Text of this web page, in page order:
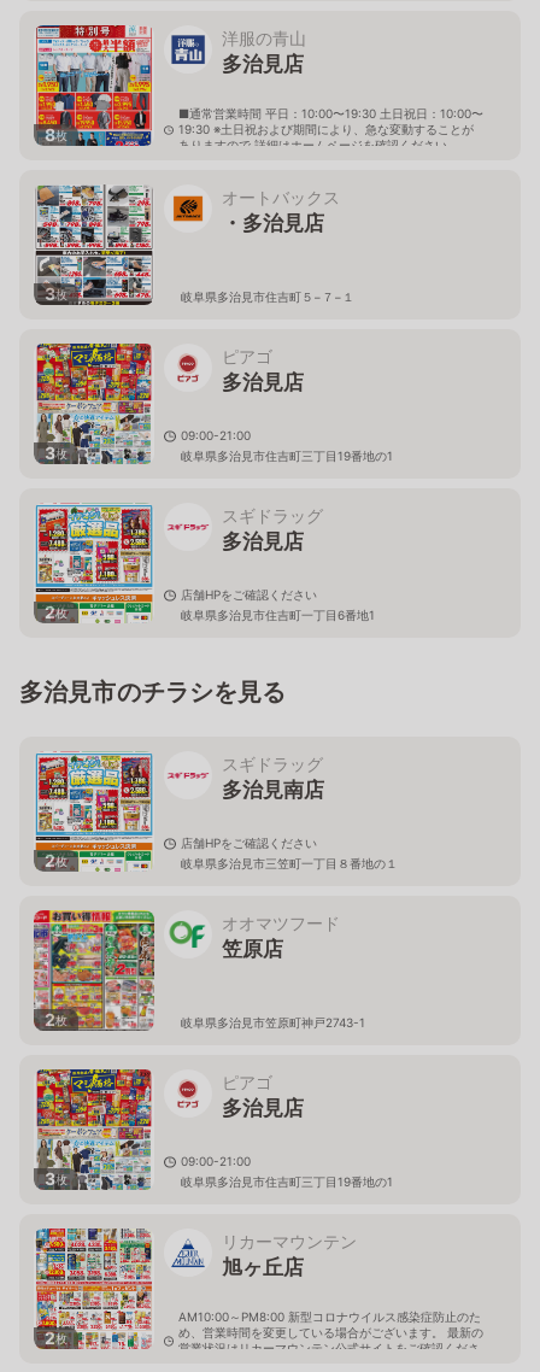
8枚
洋服の青山
多治見店
■通常営業時間 平日：10:00〜19:30 土日祝日：10:00〜
19:30 ※土日祝および期間により、急な変動することが
ありますので 詳細はホームページを確認ください
3枚
オートバックス
・多治見店
岐阜県多治見市住吉町５−７−１
3枚
ピアゴ
多治見店
09:00-21:00
岐阜県多治見市住吉町三丁目19番地の1
2枚
スギドラッグ
多治見店
店舗HPをご確認ください
岐阜県多治見市住吉町一丁目6番地1
多治見市のチラシを見る
2枚
スギドラッグ
多治見南店
店舗HPをご確認ください
岐阜県多治見市三笠町一丁目８番地の１
2枚
オオマツフード
笠原店
岐阜県多治見市笠原町神戸2743-1
3枚
ピアゴ
多治見店
09:00-21:00
岐阜県多治見市住吉町三丁目19番地の1
2枚
リカーマウンテン
旭ヶ丘店
AM10:00～PM8:00 新型コロナウイルス感染症防止のた
め、営業時間を変更している場合がございます。 最新の
営業状況はリカーマウンテン公式サイトをご確認くださ